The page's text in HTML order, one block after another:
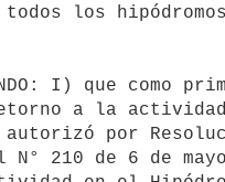
los
a la actividad
por
210 de 6 de